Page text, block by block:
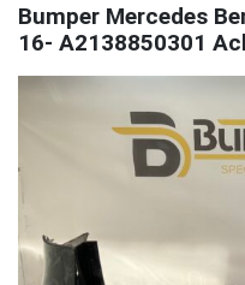
Bumper Mercedes
16- A2138850301